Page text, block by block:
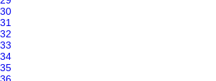
30
31
32
33
34
35